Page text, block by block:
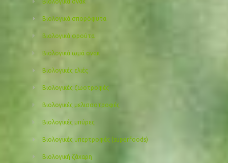
Βιολογικά σπορόφυτα
Βιολογικά φρούτα
Βιολογικά ωμά σνακ
Βιολογικές ελιές
Βιολογικές ζωοτροφές
Βιολογικές μελισσοτροφές
Βιολογικές μπύρες
Βιολογικές υπερτροφές (superfoods)
Βιολογική ζάχαρη